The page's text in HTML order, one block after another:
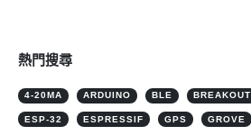
熱門搜尋
4-20MA ARDUINO BLE BREAKOUT
ESP-32 ESPRESSIF GPS GROVE